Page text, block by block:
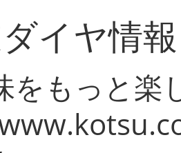
イヤ情
をもっと楽